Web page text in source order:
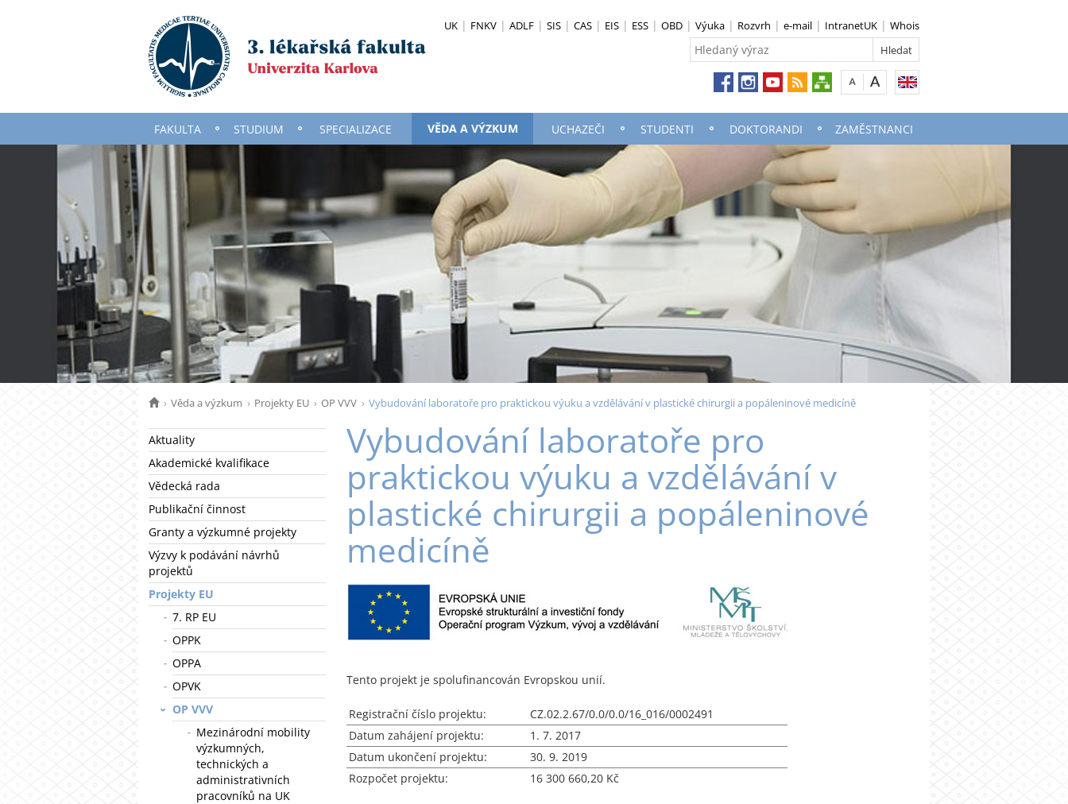
UK FNKV ADLF SIS CAS EIS ESS OBD Výuka Rozvrh e-mail IntranetUK Whois
FAKULTA STUDIUM SPECIALIZACE VĚDA A VÝZKUM UCHAZEČI STUDENTI DOKTORANDI ZAMĚSTNANCI
Věda a výzkum Projekty EU OP VVV Vybudování laboratoře pro praktickou výuku a vzdělávání v plastické chirurgii a popáleninové medicíně
Aktuality
Akademické kvalifikace
Vědecká rada
Publikační činnost
Granty a výzkumné projekty
Výzvy k podávání návrhů
projektů
Projekty EU
7. RP EU
OPPK
OPPA
OPVK
OP VVV
Mezinárodní mobility
výzkumných,
technických a
administrativních
pracovníků na UK
Vybudování laboratoře pro
praktickou výuku a vzdělávání v
plastické chirurgii a popáleninové
medicíně
Tento projekt je spolufinancován Evropskou unií.
Registrační číslo projektu:
CZ.02.2.67/0.0/0.0/16_016/0002491
Datum zahájení projektu:
1. 7. 2017
Datum ukončení projektu:
30. 9. 2019
Rozpočet projektu:
16 300 660,20 Kč